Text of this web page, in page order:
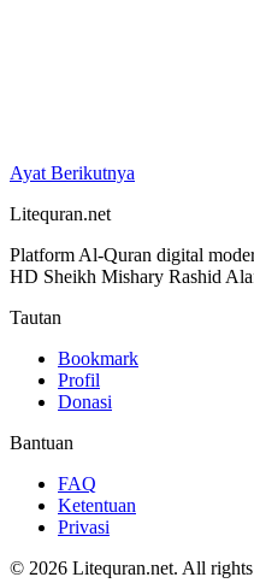
Ayat Berikutnya
Litequran.net
Platform Al-Quran digital
HD Sheikh Mishary Rashid
Tautan
Bookmark
Profil
Donasi
Bantuan
FAQ
Ketentuan
Privasi
© 2026 Litequran.net. All rights